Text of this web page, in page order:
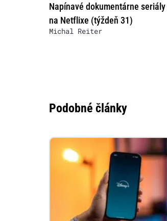
Napínavé dokumentárne seriály
na Netflixe (týždeň 31)
Michal Reiter
Podobné články